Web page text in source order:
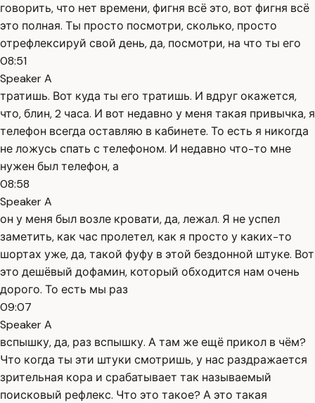
говорить, что нет времени, фигня всё это, вот фигня всё
это полная. Ты просто посмотри, сколько, просто
отрефлексируй свой день, да, посмотри, на что ты его
08:51
Speaker A
тратишь. Вот куда ты его тратишь. И вдруг окажется,
что, блин, 2 часа. И вот недавно у меня такая привычка, я
телефон всегда оставляю в кабинете. То есть я никогда
не ложусь спать с телефоном. И недавно что-то мне
нужен был телефон, а
08:58
Speaker A
он у меня был возле кровати, да, лежал. Я не успел
заметить, как час пролетел, как я просто у каких-то
шортах уже, да, такой фуфу в этой бездонной штуке. Вот
это дешёвый дофамин, который обходится нам очень
дорого. То есть мы раз
09:07
Speaker A
вспышку, да, раз вспышку. А там же ещё прикол в чём?
Что когда ты эти штуки смотришь, у нас раздражается
зрительная кора и срабатывает так называемый
поисковый рефлекс. Что это такое? А это такая